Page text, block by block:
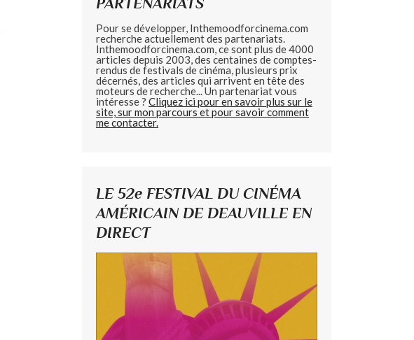
Pour se développer, Inthemoodforcinema.com
recherche actuellement des partenariats.
Inthemoodforcinema.com, ce sont plus de 4000
articles depuis 2003, des centaines de comptes-
rendus de festivals de cinéma, plusieurs prix
décernés, des articles qui arrivent en tête des
moteurs de recherche... Un partenariat vous
intéresse ? Cliquez ici pour en savoir plus sur le
site, sur mon parcours et pour savoir comment
me contacter.
LE 52e FESTIVAL DU CINÉMA
AMÉRICAIN DE DEAUVILLE EN
DIRECT